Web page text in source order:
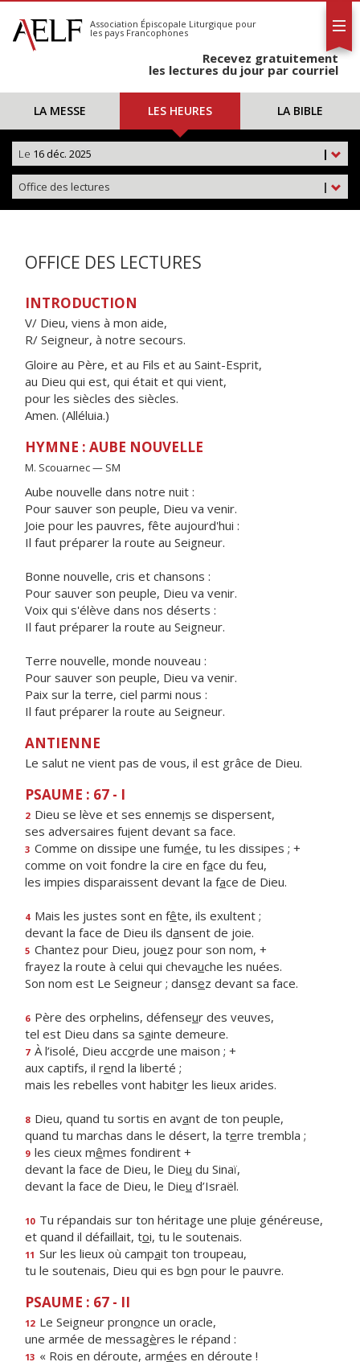
S'abonner
Calendrier
Association Épiscopale Liturgique pour
les pays Francophones
Recevez gratuitement
les lectures du jour par courriel
LA MESSE LES HEURES LA BIBLE
|
Le 16 déc. 2025
|
Office des lectures
OFFICE DES LECTURES
INTRODUCTION
V/ Dieu, viens à mon aide,
R/ Seigneur, à notre secours.
Gloire au Père, et au Fils et au Saint-Esprit,
au Dieu qui est, qui était et qui vient,
pour les siècles des siècles.
Amen. (Alléluia.)
HYMNE : AUBE NOUVELLE
M. Scouarnec — SM
Aube nouvelle dans notre nuit :
Pour sauver son peuple, Dieu va venir.
Joie pour les pauvres, fête aujourd'hui :
Il faut préparer la route au Seigneur.
Bonne nouvelle, cris et chansons :
Pour sauver son peuple, Dieu va venir.
Voix qui s'élève dans nos déserts :
Il faut préparer la route au Seigneur.
Terre nouvelle, monde nouveau :
Pour sauver son peuple, Dieu va venir.
Paix sur la terre, ciel parmi nous :
Il faut préparer la route au Seigneur.
ANTIENNE
Le salut ne vient pas de vous, il est grâce de Dieu.
PSAUME : 67 - I
2 Dieu se lève et ses ennemis se dispersent,
ses adversaires fuient devant sa face.
3 Comme on dissipe une fumée, tu les dissipes ; +
comme on voit fondre la cire en face du feu,
les impies disparaissent devant la face de Dieu.
4 Mais les justes sont en fête, ils exultent ;
devant la face de Dieu ils dansent de joie.
5 Chantez pour Dieu, jouez pour son nom, +
frayez la route à celui qui chevauche les nuées.
Son nom est Le Seigneur ; dansez devant sa face.
6 Père des orphelins, défenseur des veuves,
tel est Dieu dans sa sainte demeure.
7 À l’isolé, Dieu accorde une maison ; +
aux captifs, il rend la liberté ;
mais les rebelles vont habiter les lieux arides.
8 Dieu, quand tu sortis en avant de ton peuple,
quand tu marchas dans le désert, la terre trembla ;
9 les cieux mêmes fondirent +
devant la face de Dieu, le Dieu du Sinaï,
devant la face de Dieu, le Dieu d’Israël.
10 Tu répandais sur ton héritage une pluie généreuse,
et quand il défaillait, toi, tu le soutenais.
11 Sur les lieux où campait ton troupeau,
tu le soutenais, Dieu qui es bon pour le pauvre.
PSAUME : 67 - II
12 Le Seigneur prononce un oracle,
une armée de messagères le répand :
13 « Rois en déroute, armées en déroute !